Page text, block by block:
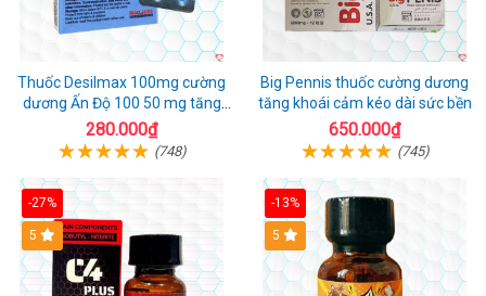
Thuốc Desilmax 100mg cường
dương Ấn Độ 100 50 mg tăng
sinh lý tốt nhất
280.000₫
(748)
Big Pennis thuốc cường dương
tăng khoái cảm kéo dài sức bền
650.000₫
(745)
-27%
5
-13%
5